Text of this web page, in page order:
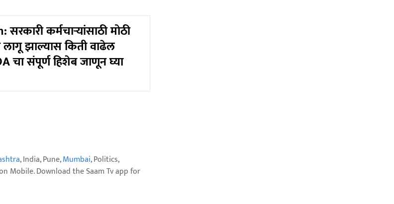
कर्मचाऱ्यांसाठी मोठी
झाल्यास किती वाढेल
चा संपूर्ण हिशेब जाणून घ्या
, India, Pune,Mumbai, Politics,
Mobile. Download the Saam Tv app for